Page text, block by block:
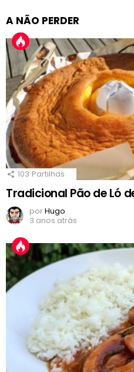
A NÃO PERDER
103 Partilhas
Tradicional Pão de Ló
porHugo
3 anos atrás